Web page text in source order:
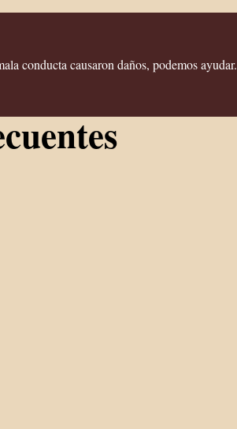
conducta causaron daños, podemos ayudar.